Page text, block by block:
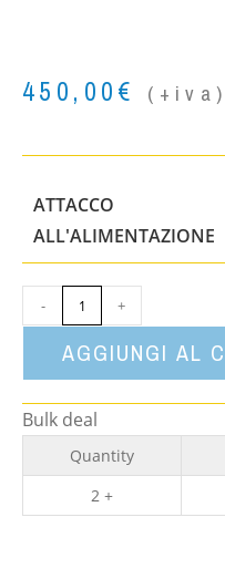
450,00€ (+iva)
ATTACCO
ALL'ALIMENTAZIONE
- +
AGGIUNGI AL
Bulk deal
Quantity
2 +